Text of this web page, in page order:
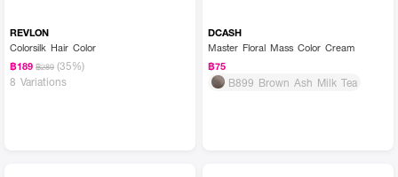
REVLON
Colorsilk Hair Color
฿189 ฿289 (35%)
8 Variations
DCASH
Master Floral Mass Color Cream
฿75
B899 Brown Ash Milk Tea